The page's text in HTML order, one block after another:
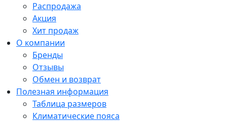
Распродажа
Акция
Хит продаж
О компании
Бренды
Отзывы
Обмен и возврат
Полезная информация
Таблица размеров
Климатические пояса